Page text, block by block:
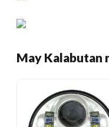
May Kalabutan